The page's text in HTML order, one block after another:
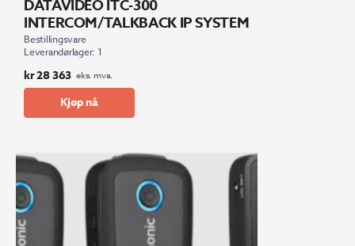
DATAVIDEO ITC-300
INTERCOM/TALKBACK IP SYSTEM
Bestillingsvare
Leverandørlager: 1
kr28 363 eks. mva.
Kjøp nå